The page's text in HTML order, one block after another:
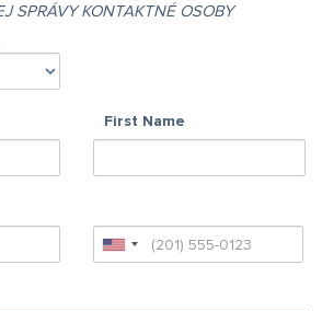
SPRÁVY KONTAKTNÉ OSOBY
First Name